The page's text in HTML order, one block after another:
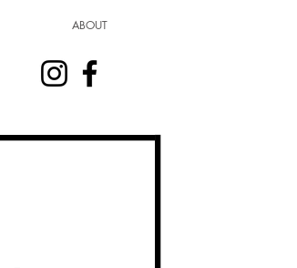
ABOUT